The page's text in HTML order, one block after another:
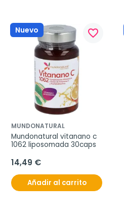
Nuevo favorite_border
MUNDONATURAL
Mundonatural vitanano c
1062 liposomada 30caps
14,49 €
Añadir al carrito